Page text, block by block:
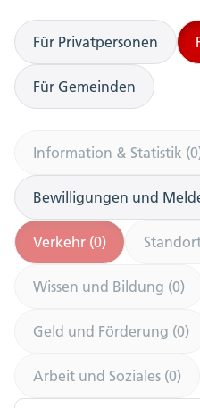
Für Privatpersonen
Für Gemeinden
Information & Statistik
Bewilligungen und
Verkehr (0)
Wissen und Bildung (0)
Geld und Förderung (0)
Arbeit und Soziales (0)